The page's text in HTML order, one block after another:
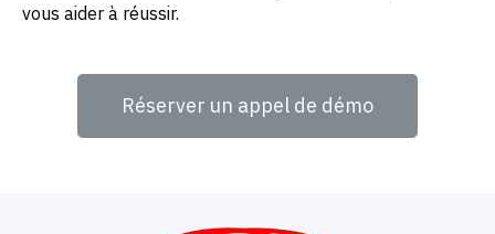
vous aider à réussir.
Réserver un appel de démo